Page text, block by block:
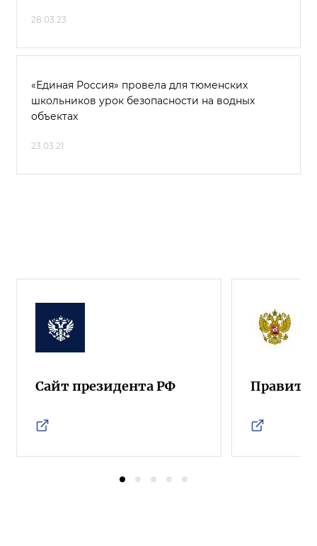
28.03.23
«Единая Россия» провела для тюменских
школьников урок безопасности на водных
объектах
23.03.21
Сайт президента РФ